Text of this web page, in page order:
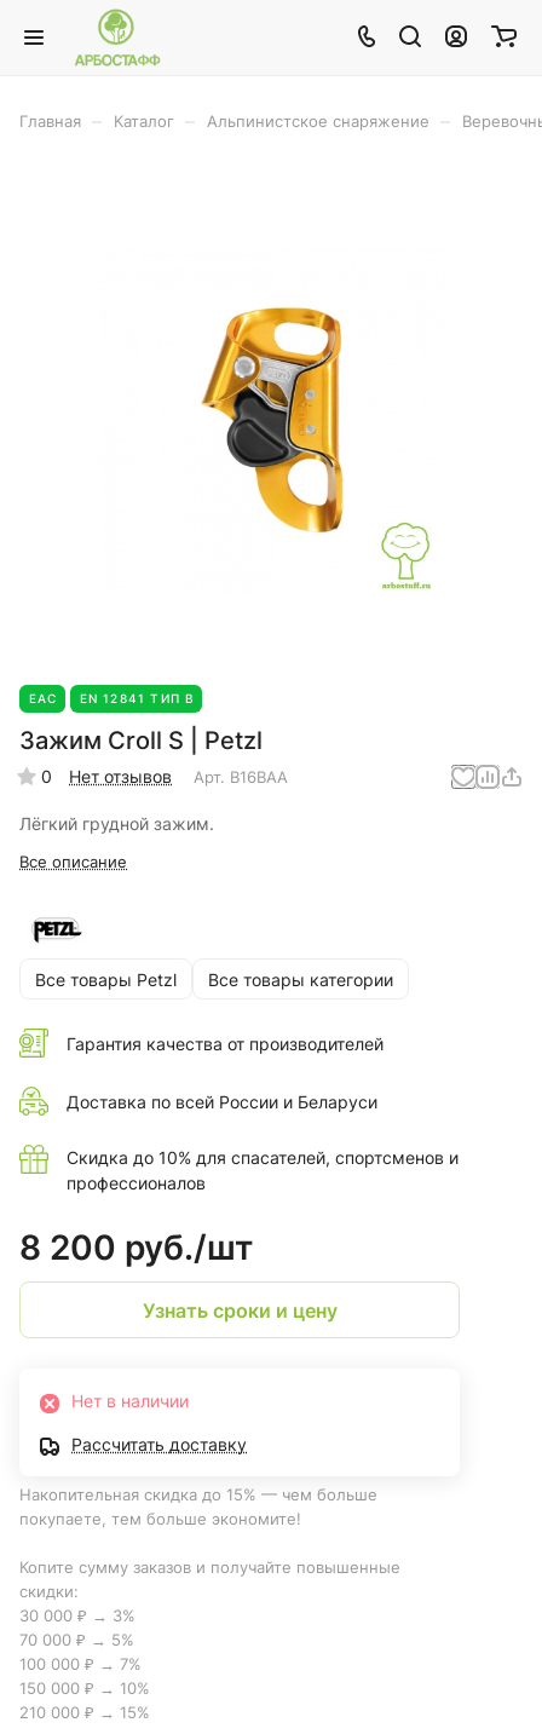
Главная Каталог Альпинистское снаряжение
EAC EN 12841 ТИП В
Зажим Croll S | Petzl
0 Нет отзывов Арт. B16BAA
Лёгкий грудной зажим.
Все описание
Все товары Petzl Все товары категории
Гарантия качества от производителей
Доставка по всей России и Беларуси
Скидка до 10% для спасателей, спортсменов и
профессионалов
8 200 руб./шт
Узнать сроки и цену
Нет в наличии
Рассчитать доставку
Накопительная скидка до 15% — чем больше
покупаете, тем больше экономите!
Копите сумму заказов и получайте повышенные
скидки:
30 000 ₽ → 3%
70 000 ₽ → 5%
100 000 ₽ → 7%
150 000 ₽ → 10%
210 000 ₽ → 15%